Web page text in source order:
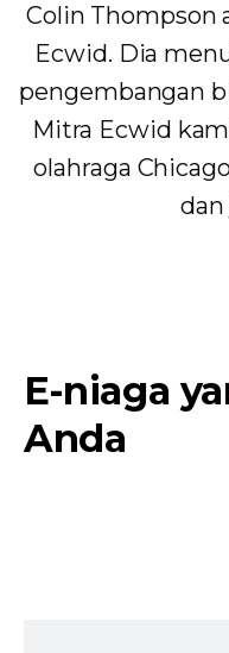
Colin Thompson
Ecwid. Dia
pengembangan
Mitra Ecwid
olahraga
dan
E-niaga
Anda